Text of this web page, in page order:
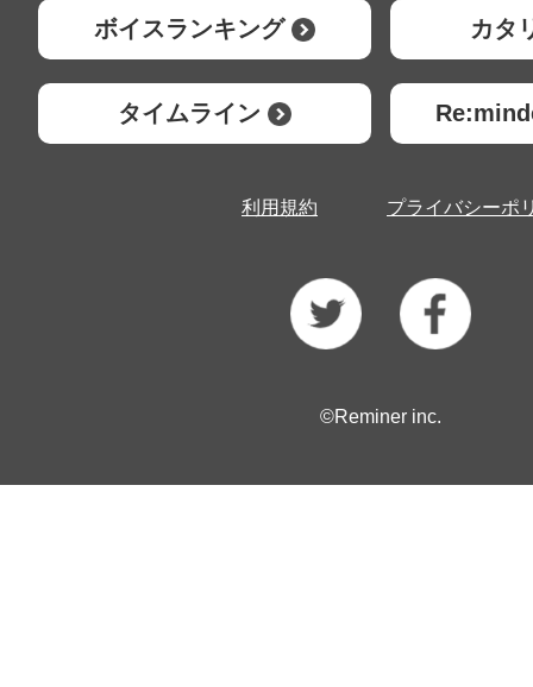
ボイスランキング カタ
タイムライン
利用規約 プライバシーポ
©Reminer inc.